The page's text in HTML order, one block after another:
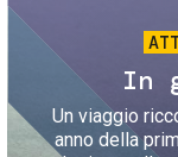
In
Un viaggio
anno della